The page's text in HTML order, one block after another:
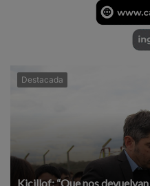
Destacada
Kicillof: “Que nos